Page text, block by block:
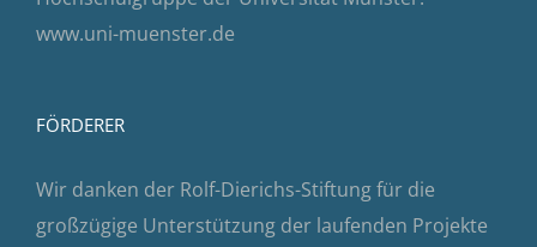
www.uni-muenster.de
FÖRDERER
Wir danken der Rolf-Dierichs-Stiftung für die
großzügige Unterstützung der laufenden Projekte